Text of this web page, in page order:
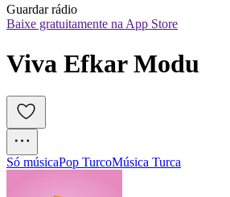
Guardar rádio
Baixe gratuitamente na App Store
Viva Efkar Modu
Só músicaPop TurcoMúsica Turca